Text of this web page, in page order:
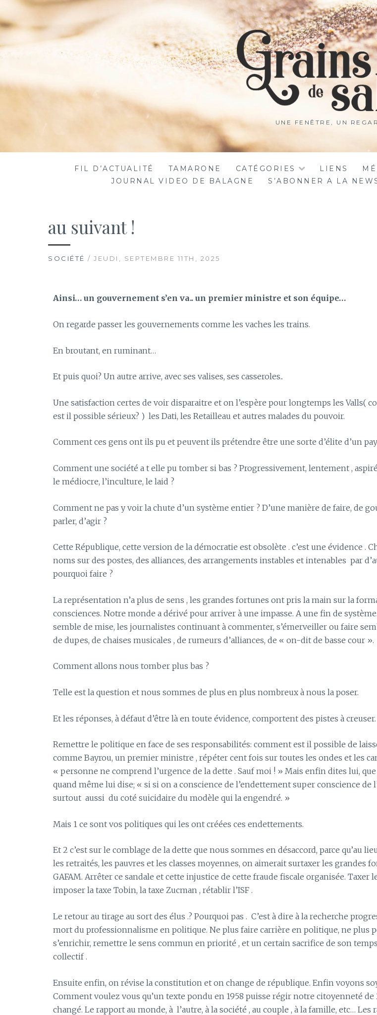
UNE FENÊTRE, UN
FIL D’ACTUALITÉ TAMARONE CATÉGORIES LIENS
JOURNAL VIDEO DE BALAGNE
S’ABONNER A LA
au suivant !
SOCIÉTÉ / JEUDI, SEPTEMBRE 11TH, 2025
Ainsi… un gouvernement s’en va.. un premier ministre et son équipe…
On regarde passer les gouvernements comme les vaches les trains.
En broutant, en ruminant…
Et puis quoi? Un autre arrive, avec ses valises, ses casseroles..
Une satisfaction certes de voir disparaitre et on l’espère pour longtemps les Valls(
est il possible sérieux? ) les Dati, les Retailleau et autres malades du pouvoir.
Comment ces gens ont ils pu et peuvent ils prétendre être une sorte d’élite d’un
Comment une société a t elle pu tomber si bas ? Progressivement, lentement ,
le médiocre, l’inculture, le laid ?
Comment ne pas y voir la chute d’un système entier ? D’une manière de faire, de
parler, d’agir ?
Cette République, cette version de la démocratie est obsolète . c’est une évidence .
noms sur des postes, des alliances, des arrangements instables et intenables par
pourquoi faire ?
La représentation n’a plus de sens , les grandes fortunes ont pris la main sur la
consciences. Notre monde a dérivé pour arriver à une impasse. A une fin de
semble de mise, les journalistes continuant à commenter, s’émerveiller ou faire
de dupes, de chaises musicales , de rumeurs d’alliances, de « on-dit de basse cour ».
Comment allons nous tomber plus bas ?
Telle est la question et nous sommes de plus en plus nombreux à nous la poser.
Et les réponses, à défaut d’être là en toute évidence, comportent des pistes à creuser.
Remettre le politique en face de ses responsabilités: comment est il possible de
comme Bayrou, un premier ministre , répéter cent fois sur toutes les ondes et les
« personne ne comprend l’urgence de la dette . Sauf moi ! » Mais enfin dites lui, que
quand même lui dise; « si si on a conscience de l’endettement super conscience de
surtout aussi du coté suicidaire du modèle qui la engendré. »
Mais 1 ce sont vos politiques qui les ont créées ces endettements.
Et 2 c’est sur le comblage de la dette que nous sommes en désaccord, parce qu’au
les retraités, les pauvres et les classes moyennes, on aimerait surtaxer les grandes
GAFAM. Arrêter ce sandale et cette injustice de cette fraude fiscale organisée. Taxer
imposer la taxe Tobin, la taxe Zucman , rétablir l’ISF .
Le retour au tirage au sort des élus .? Pourquoi pas . C’est à dire à la recherche
mort du professionnalisme en politique. Ne plus faire carrière en politique, ne plus
s’enrichir, remettre le sens commun en priorité , et un certain sacrifice de son
collectif .
Ensuite enfin, on révise la constitution et on change de république. Enfin voyons
Comment voulez vous qu’un texte pondu en 1958 puisse régir notre citoyenneté de
changé. Le rapport au monde, à l’autre, à la société , au couple , à la famille, etc… Les